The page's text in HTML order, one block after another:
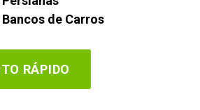
de Carros
RÁPIDO